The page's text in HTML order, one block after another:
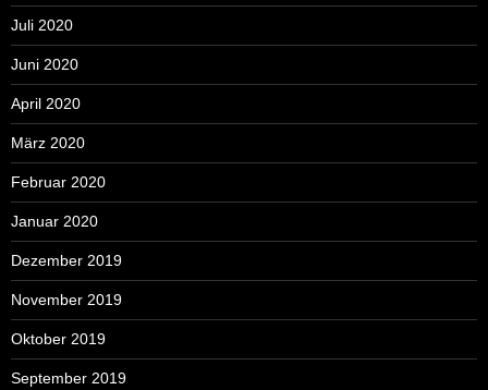
Juli 2020
Juni 2020
April 2020
März 2020
Februar 2020
Januar 2020
Dezember 2019
November 2019
Oktober 2019
September 2019